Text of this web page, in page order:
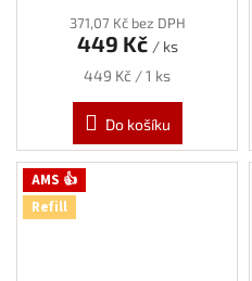
371,07 Kč bez DPH
449 Kč / ks
Měrná
449 Kč / 1 ks
Do košíku
AMS 👍
Refill